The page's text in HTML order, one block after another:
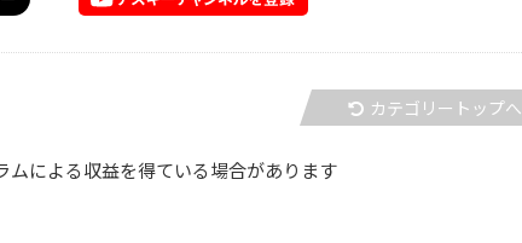
カテゴリートップへ
ムによる収益を得ている場合があります